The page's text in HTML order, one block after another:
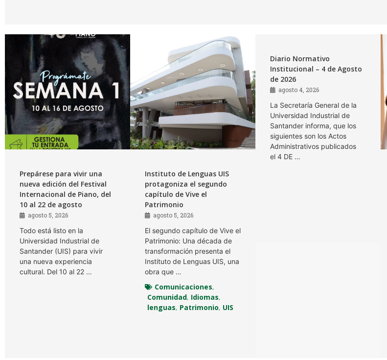
Prepárese para vivir una
nueva edición del Festival
Internacional de Piano, del
10 al 22 de agosto
agosto 5, 2026
Todo está listo en la
Universidad Industrial de
Santander (UIS) para vivir
una nueva experiencia
cultural. Del 10 al 22 …
Instituto de Lenguas UIS
protagoniza el segundo
capítulo de Vive el
Patrimonio
agosto 5, 2026
El segundo capítulo de Vive el
Patrimonio: Una década de
transformación presenta el
Instituto de Lenguas UIS, una
obra que …
Comunicaciones,
Comunidad, Idiomas,
lenguas, Patrimonio, UIS
Diario Normativo
Institucional – 4 de Agosto
de 2026
agosto 4, 2026
La Secretaría General de la
Universidad Industrial de
Santander informa, que los
siguientes son los Actos
Administrativos publicados
el 4 DE …